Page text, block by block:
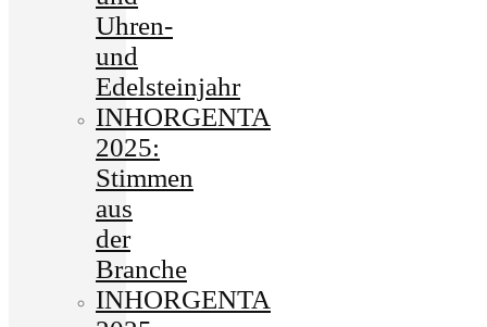
Uhren-
und
Edelsteinjahr
INHORGENTA
2025:
Stimmen
aus
der
Branche
INHORGENTA